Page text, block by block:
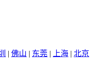
| 佛山 | 东莞 | 上海 | 北京